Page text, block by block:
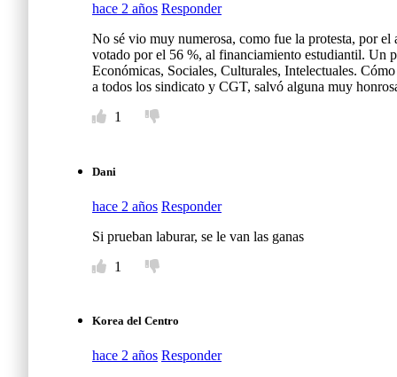
hace 2 años Responder
No sé vio muy numerosa, como fue la protesta, por
votado por el 56 %, al financiamiento estudiantil. Un
Económicas, Sociales, Culturales, Intelectuales.
a todos los sindicato y CGT, salvó alguna muy
1
Dani
hace 2 años Responder
Si prueban laburar, se le van las ganas
1
Korea del Centro
hace 2 años Responder